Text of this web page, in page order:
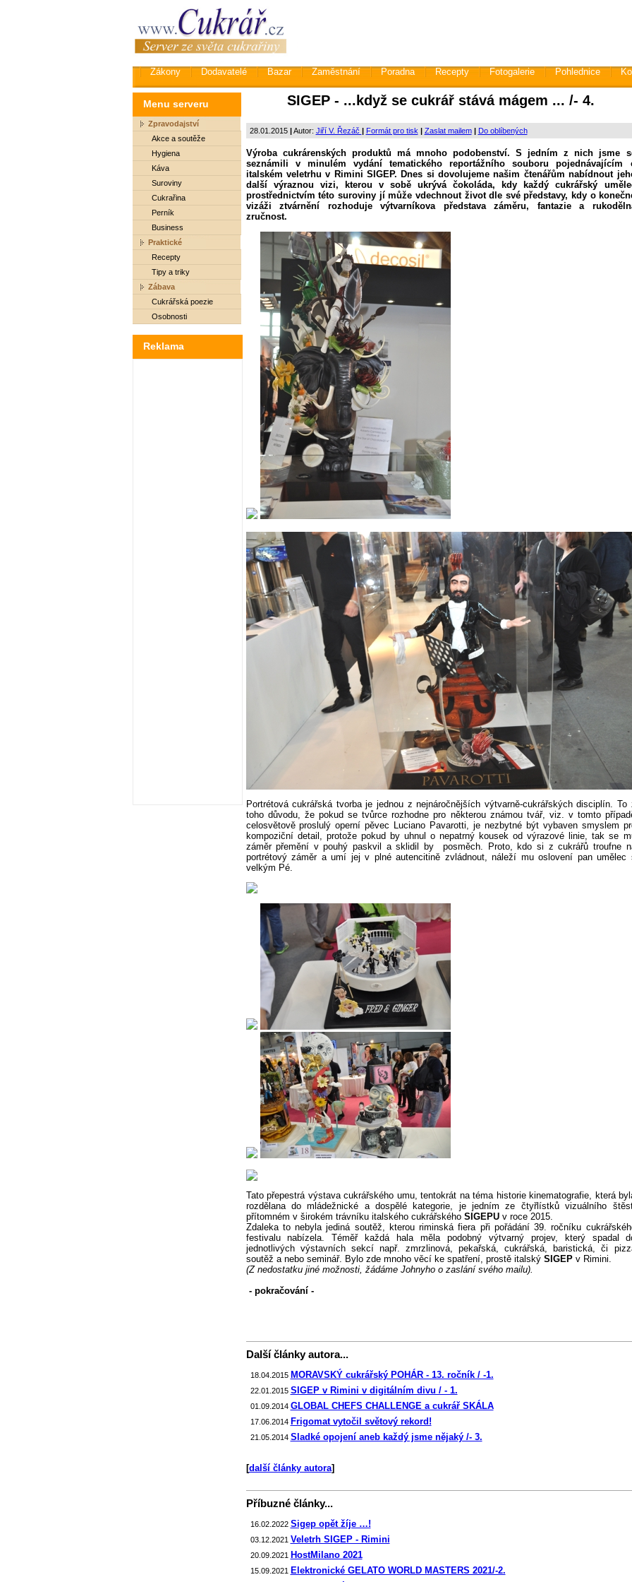
Zákony Dodavatelé Bazar Zaměstnání Poradna Recepty Fotogalerie Pohlednice
Menu serveru
Zpravodajství
Akce a soutěže
Hygiena
Káva
Suroviny
Cukrařina
Perník
Business
Praktické
Recepty
Tipy a triky
Zábava
Cukrářská poezie
Osobnosti
Reklama
SIGEP - ...když se cukrář stává mágem ... /- 4.
28.01.2015 |Autor: Jiří V. Řezáč | Formát pro tisk | Zaslat mailem | Do oblíbených
Výroba cukrárenských produktů má mnoho podobenství. S jedním z nich jsme
seznámili v minulém vydání tematického reportážního souboru pojednávajícím
italském veletrhu v Rimini SIGEP. Dnes si dovolujeme našim čtenářům nabídnout
další výraznou vizi, kterou v sobě ukrývá čokoláda, kdy každý cukrářský
prostřednictvím této suroviny jí může vdechnout život dle své představy, kdy o
vizáži ztvárnění rozhoduje výtvarníkova představa záměru, fantazie a
zručnost.
Portrétová cukrářská tvorba je jednou z nejnáročnějších výtvarně-cukrářských disciplín. To
toho důvodu, že pokud se tvůrce rozhodne pro některou známou tvář, viz. v tomto
celosvětově proslulý operní pěvec Luciano Pavarotti, je nezbytné být vybaven smyslem
kompoziční detail, protože pokud by uhnul o nepatrný kousek od výrazové linie, tak se
záměr přemění v pouhý paskvil a sklidil by posměch. Proto, kdo si z cukrářů troufne
portrétový záměr a umí jej v plné autencitině zvládnout, náleží mu oslovení pan umělec
velkým Pé.
Tato přepestrá výstava cukrářského umu, tentokrát na téma historie kinematografie, která
rozdělana do mládežnické a dospělé kategorie, je jedním ze čtyřlístků vizuálního
přítomném v širokém trávníku italského cukrářského SIGEPUv roce 2015.
Zdaleka to nebyla jediná soutěž, kterou riminská fiera při pořádání 39. ročníku
festivalu nabízela. Téměř každá hala měla podobný výtvarný projev, který spadal
jednotlivých výstavních sekcí např. zmrzlinová, pekařská, cukrářská, baristická, či
soutěž a nebo seminář. Bylo zde mnoho věcí ke spatření, prostě italský SIGEPv Rimini.
(Z nedostatku jiné možnosti, žádáme Johnyho o zaslání svého mailu).
- pokračování -
Další články autora...
18.04.2015 MORAVSKÝ cukrářský POHÁR - 13. ročník / -1.
22.01.2015 SIGEP v Rimini v digitálním divu / - 1.
01.09.2014 GLOBAL CHEFS CHALLENGE a cukrář SKÁLA
17.06.2014 Frigomat vytočil světový rekord!
21.05.2014 Sladké opojení aneb každý jsme nějaký /- 3.
[další články autora]
Příbuzné články...
16.02.2022 Sigep opět žíje …!
03.12.2021 Veletrh SIGEP - Rimini
20.09.2021 HostMilano 2021
15.09.2021 Elektronické GELATO WORLD MASTERS 2021/-2.